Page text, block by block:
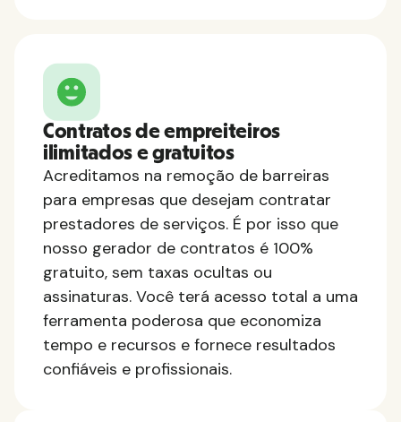
Contratos de empreiteiros
ilimitados e gratuitos
Acreditamos na remoção de barreiras
para empresas que desejam contratar
prestadores de serviços. É por isso que
nosso gerador de contratos é 100%
gratuito, sem taxas ocultas ou
assinaturas. Você terá acesso total a uma
ferramenta poderosa que economiza
tempo e recursos e fornece resultados
confiáveis e profissionais.